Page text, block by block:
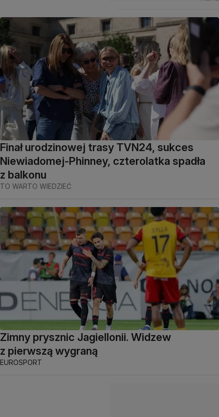
Finał urodzinowej trasy TVN24, sukces
Niewiadomej-Phinney, czterolatka spadła
z balkonu
TO WARTO WIEDZIEĆ
Zimny prysznic Jagiellonii. Widzew
z pierwszą wygraną
EUROSPORT